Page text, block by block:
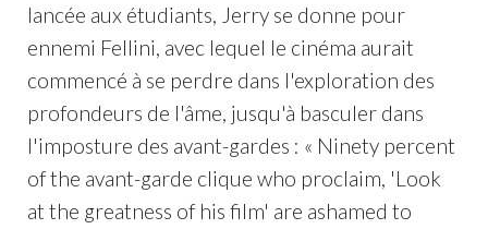
lancée aux étudiants, Jerry se donne pour
ennemi Fellini, avec lequel le cinéma aurait
commencé à se perdre dans l'exploration des
profondeurs de l'âme, jusqu'à basculer dans
l'imposture des avant-gardes : « Ninety percent
of the avant-garde clique who proclaim, 'Look
at the greatness of his film' are ashamed to